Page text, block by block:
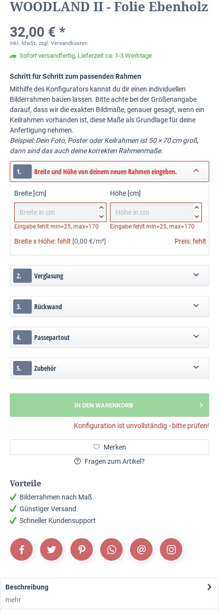
WOODLAND II - Folie Ebenholz
32,00 € *
inkl. MwSt. zzgl. Versandkosten
Sofort versandfertig, Lieferzeit ca. 1-3 Werktage
Schritt für Schritt zum passenden Rahmen
Mithilfe des Konfigurators kannst du dir einen individuellen
Bilderrahmen bauen lassen. Bitte achte bei der Größenangabe
darauf, dass wir die exakten Bildmaße, genauer gesagt, wenn ein
Keilrahmen vorhanden ist, diese Maße als Grundlage für deine
Anfertigung nehmen.
Beispiel: Dein Foto, Poster oder Keilrahmen ist 50 × 70 cm groß,
dann sind das auch deine korrekten Rahmenmaße.
1. Breite und Höhe von deinem neuen Rahmen eingeben.
Breite [cm]


Höhe [cm]


Eingabe fehlt min=25, max=170 Eingabe fehlt min=25, max=170
Breite x Höhe:fehlt [0,00 €/m²] Preis:fehlt
2. Verglasung
3. Rückwand
4. Passepartout
5. Zubehör
IN DEN WARENKORB
Konfiguration ist unvollständig - bitte prüfen!
Merken
Fragen zum Artikel?
Vorteile
Bilderrahmen nach Maß
Günstiger Versand
Schneller Kundensupport
Beschreibung
mehr